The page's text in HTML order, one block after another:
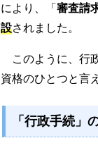
により、「審査請
設されました。
このように、行
資格のひとつと言
「行政手続」